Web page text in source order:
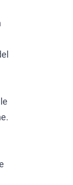
for the
Interpol
dall’estradizione
e Difesa
dall’Italia
tra Italia e
tra Italia e
tra
d’arresto
per crimini dei
presso la Corte
e
del riciclaggio
manager